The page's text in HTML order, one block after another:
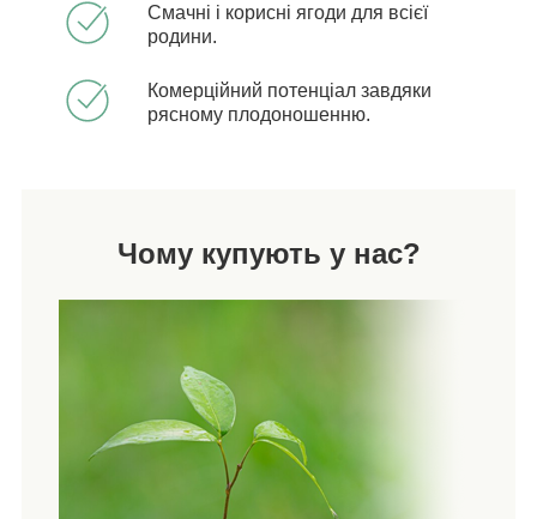
Смачні і корисні ягоди для всієї
родини.
Комерційний потенціал завдяки
рясному плодоношенню.
Чому купують у нас?